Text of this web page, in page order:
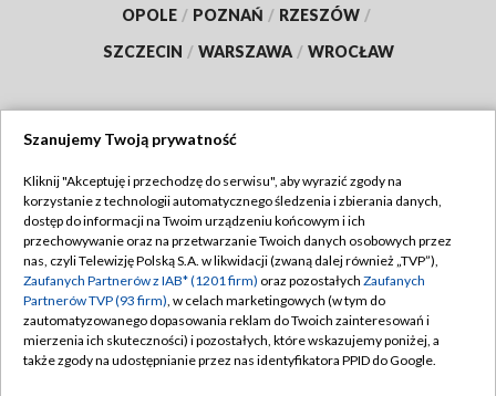
OPOLE / POZNAŃ / RZESZÓW /
SZCZECIN / WARSZAWA / WROCŁAW
TVP
Abonament TVP
Emisja w TVP
Centrum informacji TVP
Naziemna Telewizja Cyfrowa
Regulamin TVP
Polityka prywatności
Moje zgody
Pomoc
Szanujemy Twoją prywatność
Kliknij "Akceptuję i przechodzę do serwisu", aby wyrazić zgody na
korzystanie z technologii automatycznego śledzenia i zbierania danych,
dostęp do informacji na Twoim urządzeniu końcowym i ich
przechowywanie oraz na przetwarzanie Twoich danych osobowych przez
nas, czyli Telewizję Polską S.A. w likwidacji (zwaną dalej również „TVP”),
Zaufanych Partnerów z IAB* (1201 firm) oraz pozostałych Zaufanych
Partnerów TVP (93 firm), w celach marketingowych (w tym do
zautomatyzowanego dopasowania reklam do Twoich zainteresowań i
mierzenia ich skuteczności) i pozostałych, które wskazujemy poniżej, a
także zgody na udostępnianie przez nas identyfikatora PPID do Google.